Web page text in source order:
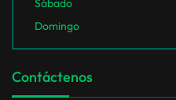
Sábado
Domingo
Contáctenos